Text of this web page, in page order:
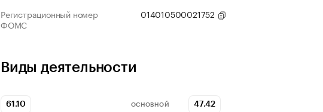
Регистрационный номер
ФОМС
014010500021752
Виды деятельности
61.10 ОСНОВНОЙ 47.42